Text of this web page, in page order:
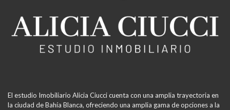
El estudio Imobiliario Alicia Ciucci cuenta con una amplia trayectoria en
la ciudad de Bahía Blanca, ofreciendo una amplia gama de opciones a la